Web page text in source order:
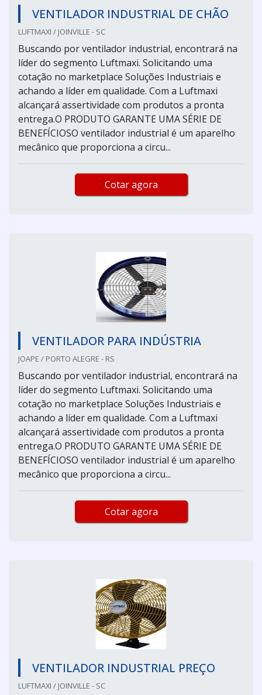
VENTILADOR INDUSTRIAL DE CHÃO
LUFTMAXI / JOINVILLE - SC
Buscando por ventilador industrial, encontrará na
líder do segmento Luftmaxi. Solicitando uma
cotação no marketplace Soluções Industriais e
achando a líder em qualidade. Com a Luftmaxi
alcançará assertividade com produtos a pronta
entrega.O PRODUTO GARANTE UMA SÉRIE DE
BENEFÍCIOSO ventilador industrial é um aparelho
mecânico que proporciona a circu...
Cotar agora
VENTILADOR PARA INDÚSTRIA
JOAPE / PORTO ALEGRE - RS
Buscando por ventilador industrial, encontrará na
líder do segmento Luftmaxi. Solicitando uma
cotação no marketplace Soluções Industriais e
achando a líder em qualidade. Com a Luftmaxi
alcançará assertividade com produtos a pronta
entrega.O PRODUTO GARANTE UMA SÉRIE DE
BENEFÍCIOSO ventilador industrial é um aparelho
mecânico que proporciona a circu...
Cotar agora
VENTILADOR INDUSTRIAL PREÇO
LUFTMAXI / JOINVILLE - SC